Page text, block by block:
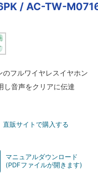
/ AC-TW-
のフルワイヤレスイヤホン
し音声をクリアに伝達
直販サイトで購入する
マニュアルダウンロード
(PDFファイルが開きます)